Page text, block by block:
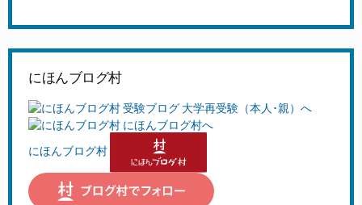
にほんブログ村
にほんブログ村